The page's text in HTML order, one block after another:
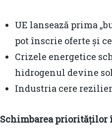
Hit enter to search or ESC to
UE lansează prima
pot înscrie oferte și
Crizele energetice
hidrogenul devine
Industria cere
Schimbarea priorităților